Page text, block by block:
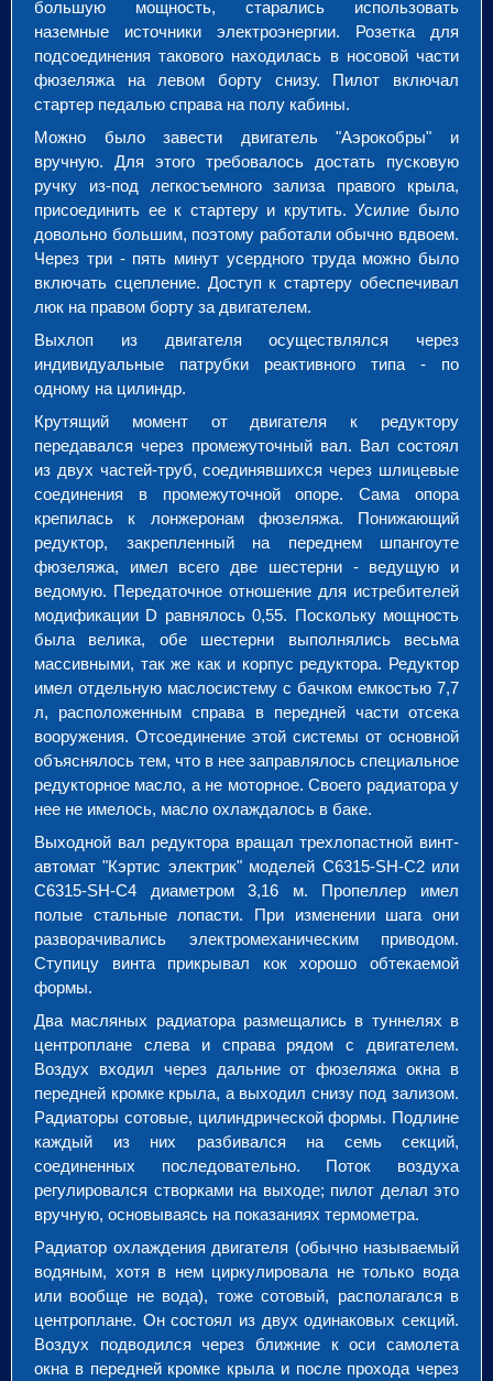
большую мощность, старались использовать
наземные источники электроэнергии. Розетка для
подсоединения такового находилась в носовой части
фюзеляжа на левом борту снизу. Пилот включал
стартер педалью справа на полу кабины.
Можно было завести двигатель "Аэрокобры" и
вручную. Для этого требовалось достать пусковую
ручку из-под легкосъемного зализа правого крыла,
присоединить ее к стартеру и крутить. Усилие было
довольно большим, поэтому работали обычно вдвоем.
Через три - пять минут усердного труда можно было
включать сцепление. Доступ к стартеру обеспечивал
люк на правом борту за двигателем.
Выхлоп из двигателя осуществлялся через
индивидуальные патрубки реактивного типа - по
одному на цилиндр.
Крутящий момент от двигателя к редуктору
передавался через промежуточный вал. Вал состоял
из двух частей-труб, соединявшихся через шлицевые
соединения в промежуточной опоре. Сама опора
крепилась к лонжеронам фюзеляжа. Понижающий
редуктор, закрепленный на переднем шпангоуте
фюзеляжа, имел всего две шестерни - ведущую и
ведомую. Передаточное отношение для истребителей
модификации D равнялось 0,55. Поскольку мощность
была велика, обе шестерни выполнялись весьма
массивными, так же как и корпус редуктора. Редуктор
имел отдельную маслосистему с бачком емкостью 7,7
л, расположенным справа в передней части отсека
вооружения. Отсоединение этой системы от основной
объяснялось тем, что в нее заправлялось специальное
редукторное масло, а не моторное. Своего радиатора у
нее не имелось, масло охлаждалось в баке.
Выходной вал редуктора вращал трехлопастной винт-
автомат "Кэртис электрик" моделей C6315-SH-C2 или
C6315-SH-C4 диаметром 3,16 м. Пропеллер имел
полые стальные лопасти. При изменении шага они
разворачивались электромеханическим приводом.
Ступицу винта прикрывал кок хорошо обтекаемой
формы.
Два масляных радиатора размещались в туннелях в
центроплане слева и справа рядом с двигателем.
Воздух входил через дальние от фюзеляжа окна в
передней кромке крыла, а выходил снизу под зализом.
Радиаторы сотовые, цилиндрической формы. Подлине
каждый из них разбивался на семь секций,
соединенных последовательно. Поток воздуха
регулировался створками на выходе; пилот делал это
вручную, основываясь на показаниях термометра.
Радиатор охлаждения двигателя (обычно называемый
водяным, хотя в нем циркулировала не только вода
или вообще не вода), тоже сотовый, располагался в
центроплане. Он состоял из двух одинаковых секций.
Воздух подводился через ближние к оси самолета
окна в передней кромке крыла и после прохода через